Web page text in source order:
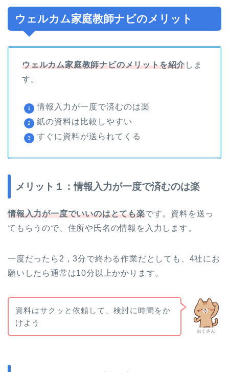
ウェルカム家庭教師ナビのメリット
ウェルカム家庭教師ナビのメリットを紹介しま
す。
情報入力が一度で済むのは楽
紙の資料は比較しやすい
すぐに資料が送られてくる
メリット１：情報入力が一度で済むのは楽
情報入力が一度でいいのはとても楽です。資料を送っ
てもらうので、住所や氏名の情報を入力します。
一度だったら2，3分で終わる作業だとしても、4社にお
願いしたら通常は10分以上かかります。
おくさん
資料はサクッと依頼して、検討に時間をか
けよう